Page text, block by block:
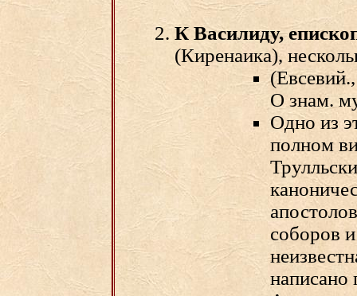
К Василиду,
(Киренаика),
О знам.
Одно из
полном
соборов
написано